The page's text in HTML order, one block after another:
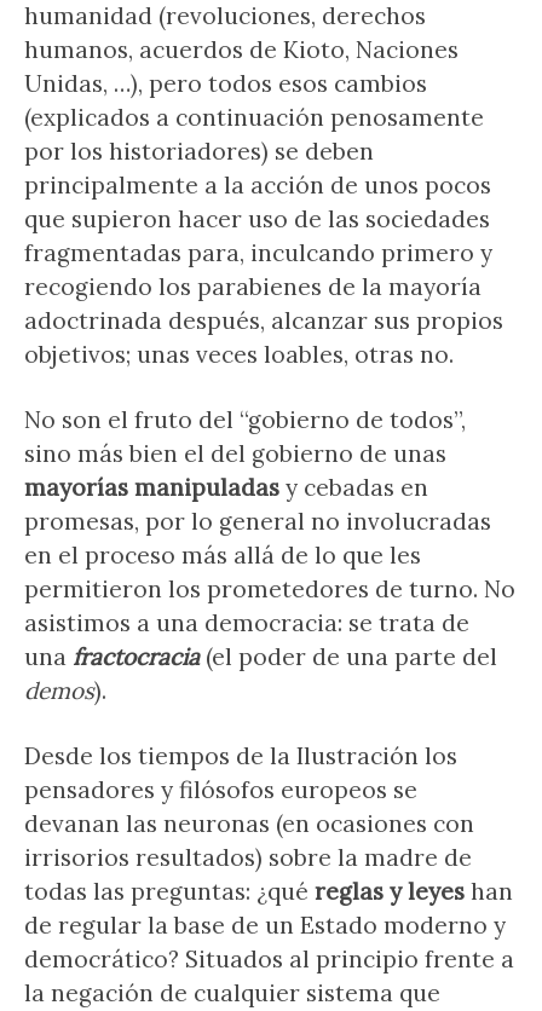
humanidad (revoluciones, derechos
humanos, acuerdos de Kioto, Naciones
Unidas, …), pero todos esos cambios
(explicados a continuación penosamente
por los historiadores) se deben
principalmente a la acción de unos pocos
que supieron hacer uso de las sociedades
fragmentadas para, inculcando primero y
recogiendo los parabienes de la mayoría
adoctrinada después, alcanzar sus propios
objetivos; unas veces loables, otras no.
No son el fruto del “gobierno de todos”,
sino más bien el del gobierno de unas
mayorías manipuladas y cebadas en
promesas, por lo general no involucradas
en el proceso más allá de lo que les
permitieron los prometedores de turno. No
asistimos a una democracia: se trata de
una fractocracia(el poder de una parte del
demos).
Desde los tiempos de la Ilustración los
pensadores y filósofos europeos se
devanan las neuronas (en ocasiones con
irrisorios resultados) sobre la madre de
todas las preguntas: ¿qué reglas y leyes han
de regular la base de un Estado moderno y
democrático? Situados al principio frente a
la negación de cualquier sistema que